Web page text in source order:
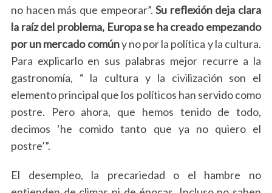
no hacen más que empeorar”.Su reflexión deja clara
la raíz del problema, Europa se ha creado empezando
por un mercado comúny no por la política y la cultura.
Para explicarlo en sus palabras mejor recurre a la
gastronomía, “ la cultura y la civilización son el
elemento principal que los políticos han servido como
postre. Pero ahora, que hemos tenido de todo,
decimos ‘he comido tanto que ya no quiero el
postre’”.
El desempleo, la precariedad o el hambre no